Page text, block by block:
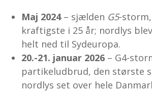
Maj 2024– sjælden G5-
kraftigste i 25 år; nordlys
helt ned til Sydeuropa.
20.-21. januar 2026 – G4-
partikeludbrud, den største
nordlys set over hele